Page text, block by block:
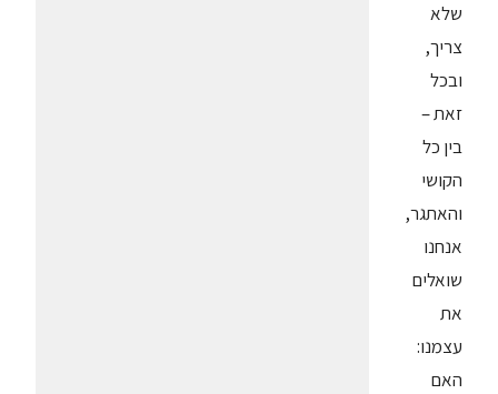
שלא
צריך,
ובכל
זאת –
בין כל
הקושי
והאתגר,
אנחנו
שואלים
את
עצמנו:
האם